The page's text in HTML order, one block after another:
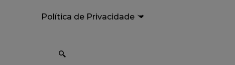
Política de Privacidade